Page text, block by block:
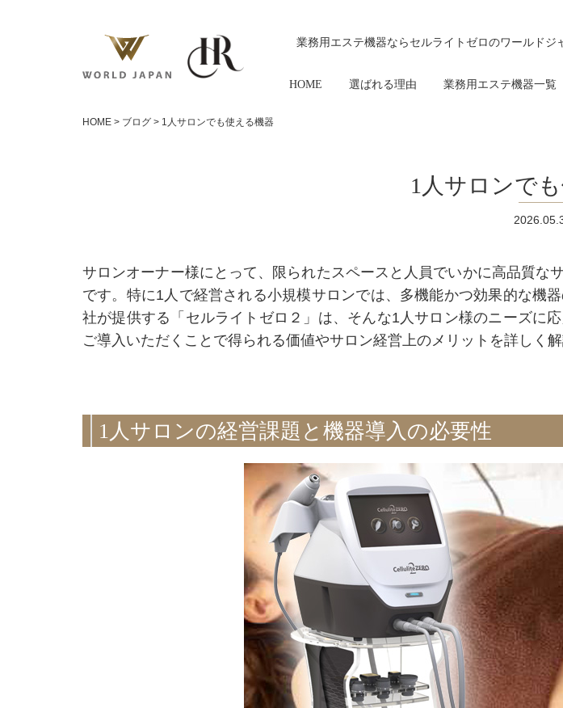
業務用エステ機器ならセルライトゼロのワールドジ
HOME 選ばれる理由 業務用エステ機器一覧
HOME > ブログ > 1人サロンでも使える機器
1人サロンで
サロンオーナー様にとって、限られたスペースと人員でいかに高品質
です。特に1人で経営される小規模サロンでは、多機能かつ効果的な機
社が提供する「セルライトゼロ２」は、そんな1人サロン様のニーズに
ご導入いただくことで得られる価値やサロン経営上のメリットを詳しく解
1人サロンの経営課題と機器導入の必要性